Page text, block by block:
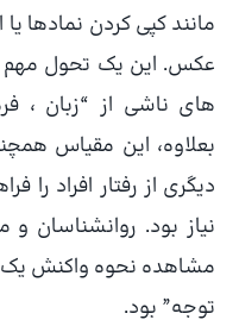
مانند کپی کردن نمادها
عکس. این یک تحول مهم
های ناشی از “زبان ،
بعلاوه، این مقیاس
دیگری از رفتار افراد را
نیاز بود. روانشناسان
مشاهده نحوه واکنش یک
توجه” بود.